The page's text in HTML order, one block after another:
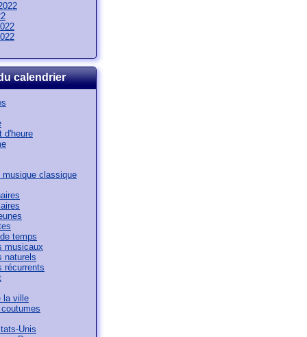
calendrier
d'heure
musique classique
temps
musicaux
naturels
récurrents
la ville
Unis